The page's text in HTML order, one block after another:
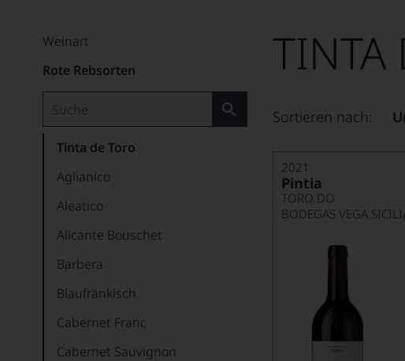
Weinart
Rote Rebsorten
Tinta de Toro
Aglianico
Aleatico
Alicante Bouschet
Barbera
Blaufränkisch
Cabernet Franc
Cabernet Sauvignon
TINTA
Sortieren nach:
2021
Pintia
TORO DO
BODEGAS VEGA